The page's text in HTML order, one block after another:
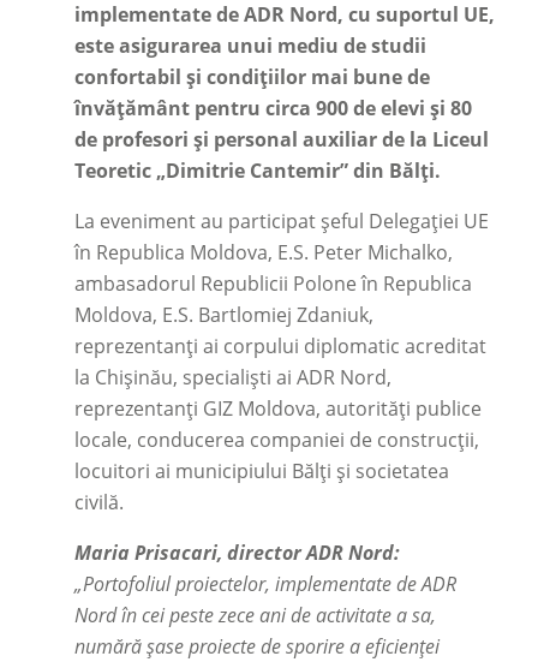
implementate de ADR Nord, cu suportul UE,
este asigurarea unui mediu de studii
confortabil și condițiilor mai bune de
învățământ pentru circa 900 de elevi și 80
de profesori și personal auxiliar de la Liceul
Teoretic „Dimitrie Cantemir” din Bălți.
La eveniment au participat șeful Delegației UE
în Republica Moldova, E.S. Peter Michalko,
ambasadorul Republicii Polone în Republica
Moldova, E.S. Bartlomiej Zdaniuk,
reprezentanți ai corpului diplomatic acreditat
la Chișinău, specialiști ai ADR Nord,
reprezentanți GIZ Moldova, autorități publice
locale, conducerea companiei de construcții,
locuitori ai municipiului Bălți și societatea
civilă.
Maria Prisacari, director ADR Nord:
„Portofoliul proiectelor, implementate de ADR
Nord în cei peste zece ani de activitate a sa,
numără șase proiecte de sporire a eficienței